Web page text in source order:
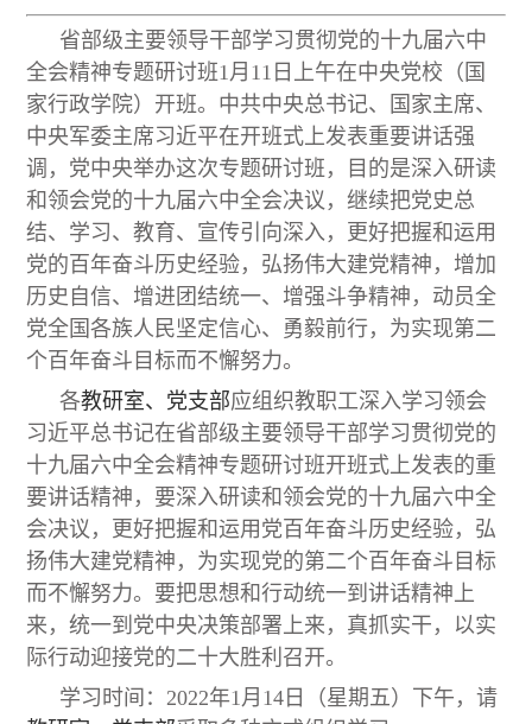
省部级主要领导干部学习贯彻党的十九届六中
全会精神专题研讨班1月11日上午在中央党校（国
家行政学院）开班。中共中央总书记、国家主席、
中央军委主席习近平在开班式上发表重要讲话强
调，党中央举办这次专题研讨班，目的是深入研读
和领会党的十九届六中全会决议，继续把党史总
结、学习、教育、宣传引向深入，更好把握和运用
党的百年奋斗历史经验，弘扬伟大建党精神，增加
历史自信、增进团结统一、增强斗争精神，动员全
党全国各族人民坚定信心、勇毅前行，为实现第二
个百年奋斗目标而不懈努力。
各教研室、党支部应组织教职工深入学习领会
习近平总书记在省部级主要领导干部学习贯彻党的
十九届六中全会精神专题研讨班开班式上发表的重
要讲话精神，要深入研读和领会党的十九届六中全
会决议，更好把握和运用党百年奋斗历史经验，弘
扬伟大建党精神，为实现党的第二个百年奋斗目标
而不懈努力。要把思想和行动统一到讲话精神上
来，统一到党中央决策部署上来，真抓实干，以实
际行动迎接党的二十大胜利召开。
学习时间：2022年1月14日（星期五）下午，请